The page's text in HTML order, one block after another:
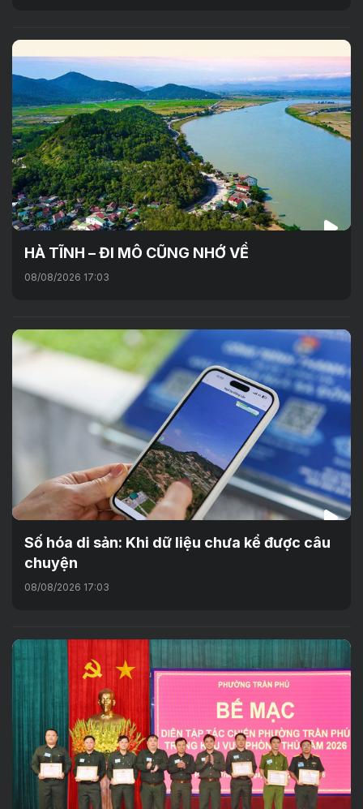
HÀ TĨNH – ĐI MÔ CŨNG NHỚ VỀ
08/08/2026 17:03
Số hóa di sản: Khi dữ liệu chưa kể được câu
chuyện
08/08/2026 17:03